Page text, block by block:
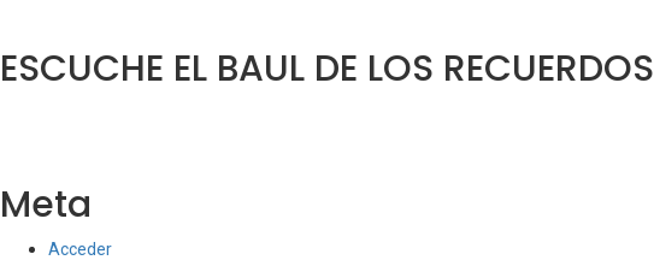
ESCUCHE EL BAUL DE LOS RECUERDOS
Meta
Acceder